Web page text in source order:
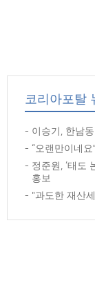
코리아포탈
이승기, 한남
“오랜만이네요
정준원, ‘태도
홍보
"과도한 재산